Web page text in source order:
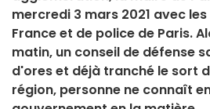
mercredi 3 mars 2021 avec
France et de police de Paris.
matin, un conseil de défense
d'ores et déjà tranché le sort
région, personne ne connaît